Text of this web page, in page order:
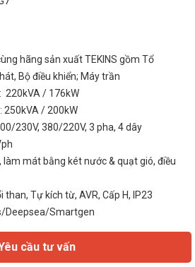
hãng sản xuất TEKINS gồm Tổ
Bộ điều khiển; Máy trần
220kVA / 176kW
250kVA / 200kW
230V, 380/220V, 3 pha, 4 dây
làm mát bằng két nước & quạt gió, điều
Tự kích từ, AVR, Cấp H, IP23
Deepsea/Smartgen
cầu tư vấn